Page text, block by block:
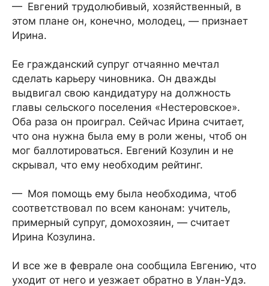
— Евгений трудолюбивый, хозяйственный, в
этом плане он, конечно, молодец, — признает
Ирина.
Ее гражданский супруг отчаянно мечтал
сделать карьеру чиновника. Он дважды
выдвигал свою кандидатуру на должность
главы сельского поселения «Нестеровское».
Оба раза он проиграл. Сейчас Ирина считает,
что она нужна была ему в роли жены, чтоб он
мог баллотироваться. Евгений Козулин и не
скрывал, что ему необходим рейтинг.
— Моя помощь ему была необходима, чтоб
соответствовал по всем канонам: учитель,
примерный супруг, домохозяин, — считает
Ирина Козулина.
И все же в феврале она сообщила Евгению, что
уходит от него и уезжает обратно в Улан-Удэ.